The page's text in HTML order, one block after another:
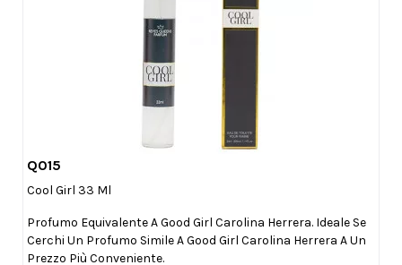
Q015
Cool Girl 33 Ml
Profumo Equivalente A Good Girl Carolina Herrera. Ideale Se
Cerchi Un Profumo Simile A Good Girl Carolina Herrera A Un
Prezzo Più Conveniente.